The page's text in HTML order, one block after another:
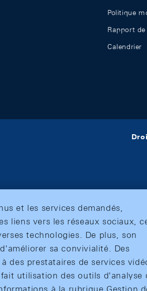
Politique
Rapport
Calendrier
et les services demandés,
liens vers les réseaux sociaux,
technologies. De plus, son
sa convivialité. Des
des prestataires de services
utilisation des outils d'analyse